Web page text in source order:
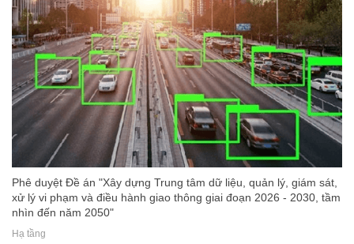
Phê duyệt Đề án "Xây dựng Trung tâm dữ liệu, quản lý, giám sát,
xử lý vi phạm và điều hành giao thông giai đoạn 2026 - 2030, tầm
nhìn đến năm 2050"
Hạ tầng